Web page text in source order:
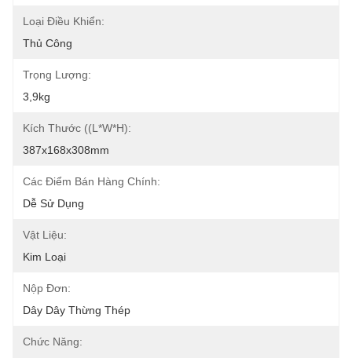
Loại Điều Khiển:
Thủ Công
Trọng Lượng:
3,9kg
Kích Thước ((L*W*H):
387x168x308mm
Các Điểm Bán Hàng Chính:
Dễ Sử Dụng
Vật Liệu:
Kim Loại
Nộp Đơn:
Dây Dây Thừng Thép
Chức Năng: